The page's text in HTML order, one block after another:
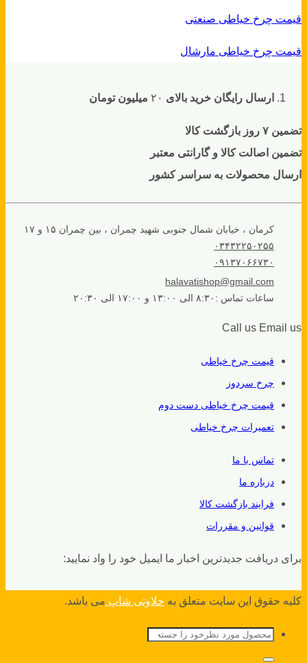
قیمت چرخ خیاطی صنعتی
قیمت چرخ خیاطی مارشال
ارسال رایگان خرید بالای میلیون تومان
تضمین ۷ روز بازگشت کالا
تضمین اصالت کالا و گارانتی معتبر
ارسال محصولات به سراسر کشور
کرمان ، خیابان شمال جنوبی شهید چمران ، بین چمران ۱۵ و ۱۷
۰۳۴۳۲۲۵۰۲۵۵
۰۹۱۳۷۰۶۶۷۳۰
halavatishop@gmail.com
ساعات تماس :۸:۳۰ الی ۱۳:۰۰ و ۱۷:۰۰ الی ۲۰:۳۰
Call us Email us
قیمت چرخ خیاطی
چرخ سردوز
قیمت چرخ خیاطی دست دوم
تعمیرات چرخ خیاطی
تماس با ما
درباره ما
فرایند بازگشت کالا
قوانین و مقررات
برای دریافت جدیدترین اخبار ما ایمیل خود را واد نمایید:
کلیه حقوق این سایت متعلق به حلاوتی شاپ می باشد.
جستجو
برای: